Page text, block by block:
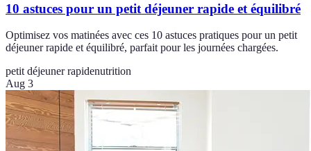
10 astuces pour un petit déjeuner rapide et équilibré
Optimisez vos matinées avec ces 10 astuces pratiques pour un petit
déjeuner rapide et équilibré, parfait pour les journées chargées.
petit déjeuner rapidenutrition
Aug 3